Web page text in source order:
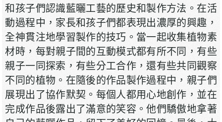
和孩子們認識藍曬工藝的歷史和製作方法。在活
動過程中，家長和孩子們都表現出濃厚的興趣，
全神貫注地學習製作的技巧。當一起收集植物素
材時，每對親子間的互動模式都有所不同，有些
親子一同探索，有些分工合作，還有些共同觀察
不同的植物。在隨後的作品製作過程中，親子們
展現出了協作默契。每個人都用心地創作，並在
完成作品後露出了滿意的笑容。他們驕傲地拿著